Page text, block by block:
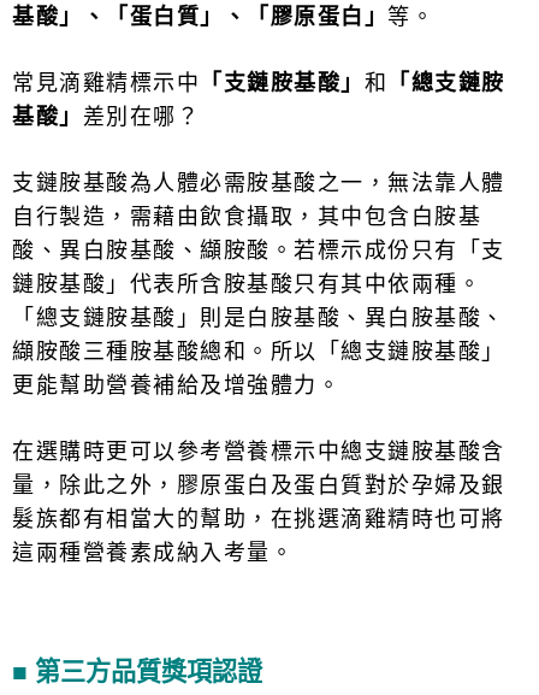
基酸」、「蛋白質」、「膠原蛋白」 等。
常見滴雞精標示中 「支鏈胺基酸」 和 「總支鏈胺
基酸」 差別在哪？
支鏈胺基酸為人體必需胺基酸之一，無法靠人體
自行製造，需藉由飲食攝取，其中包含白胺基
酸、異白胺基酸、纈胺酸。若標示成份只有「支
鏈胺基酸」代表所含胺基酸只有其中依兩種。
「總支鏈胺基酸」則是白胺基酸、異白胺基酸、
纈胺酸三種胺基酸總和。所以「總支鏈胺基酸」
更能幫助營養補給及增強體力。
在選購時更可以參考營養標示中總支鏈胺基酸含
量，除此之外，膠原蛋白及蛋白質對於孕婦及銀
髮族都有相當大的幫助，在挑選滴雞精時也可將
這兩種營養素成納入考量。
■ 第三方品質獎項認證